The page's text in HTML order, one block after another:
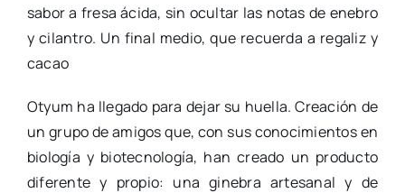
sabor a fresa ácida, sin ocultar las notas de enebro
y cilantro. Un final medio, que recuerda a regaliz y
cacao
Otyum ha llegado para dejar su huella. Creación de
un grupo de amigos que, con sus conocimientos en
biología y biotecnología, han creado un producto
diferente y propio: una ginebra artesanal y de